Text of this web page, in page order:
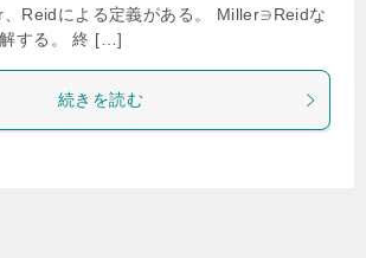
Reidによる定義がある。 Miller∋Reidな
する。 終 […]
続きを読む